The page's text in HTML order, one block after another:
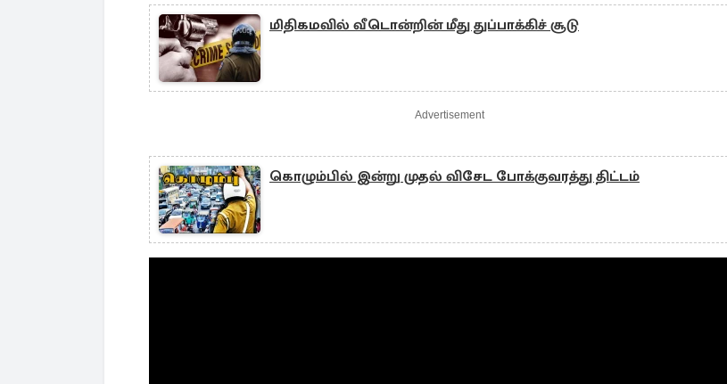
மிதிகமவில் வீடொன்றின் மீது துப்பாக்கிச் சூடு
Advertisement
கொழும்பில் இன்று முதல் விசேட போக்குவரத்து திட்டம்